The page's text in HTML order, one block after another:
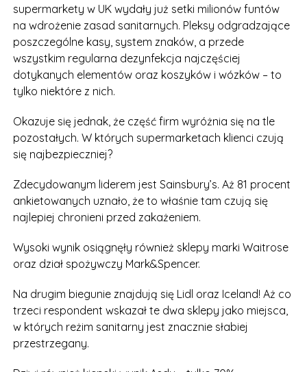
supermarkety w UK wydały już setki milionów funtów
na wdrożenie zasad sanitarnych. Pleksy odgradzające
poszczególne kasy, system znaków, a przede
wszystkim regularna dezynfekcja najczęściej
dotykanych elementów oraz koszyków i wózków – to
tylko niektóre z nich.
Okazuje się jednak, że część firm wyróżnia się na tle
pozostałych. W których supermarketach klienci czują
się najbezpieczniej?
Zdecydowanym liderem jest Sainsbury’s. Aż 81 procent
ankietowanych uznało, że to właśnie tam czują się
najlepiej chronieni przed zakażeniem.
Wysoki wynik osiągnęły również sklepy marki Waitrose
oraz dział spożywczy Mark&Spencer.
Na drugim biegunie znajdują się Lidl oraz Iceland! Aż co
trzeci respondent wskazał te dwa sklepy jako miejsca,
w których reżim sanitarny jest znacznie słabiej
przestrzegany.